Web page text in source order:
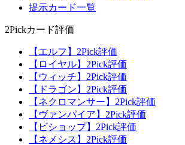
提示カード一覧
2Pickカード評価
【エルフ】2Pick評価
【ロイヤル】2Pick評価
【ウィッチ】2Pick評価
【ドラゴン】2Pick評価
【ネクロマンサー】2Pick評価
【ヴァンパイア】2Pick評価
【ビショップ】2Pick評価
【ネメシス】2Pick評価